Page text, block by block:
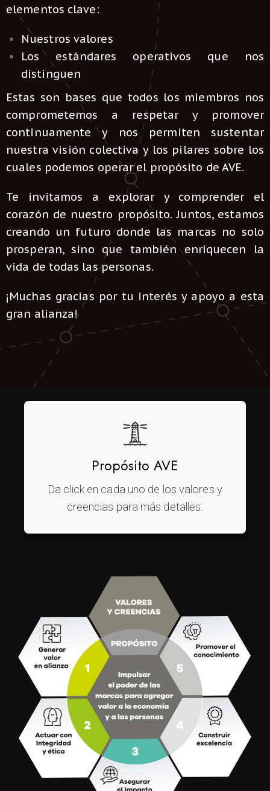
elementos clave:
Nuestros valores
Los estándares operativos que nos
distinguen
Estas son bases que todos los miembros nos
comprometemos a respetar y promover
continuamente y nos permiten sustentar
nuestra visión colectiva y los pilares sobre los
cuales podemos operar el propósito de AVE.
Te invitamos a explorar y comprender el
corazón de nuestro propósito. Juntos, estamos
creando un futuro donde las marcas no solo
prosperan, sino que también enriquecen la
vida de todas las personas.
¡Muchas gracias por tu interés y apoyo a esta
gran alianza!
Propósito AVE
Da click en cada uno de los valores y
creencias para más detalles.